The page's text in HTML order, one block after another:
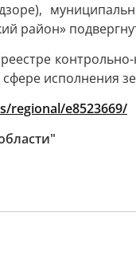
район»
исполнения
regional/e8523669/